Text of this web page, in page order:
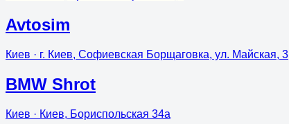
Avtosim
Киев · г. Киев, Софиевская Борщаговка, ул. Майская, 3
BMW Shrot
Киев · Киев, Бориспольская 34а